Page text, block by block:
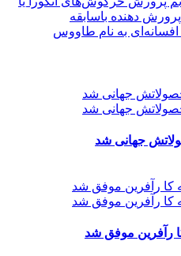
پرورش دهنده باسابقه
به نام طاووس
جهانی شد
رآفرین موفق شد